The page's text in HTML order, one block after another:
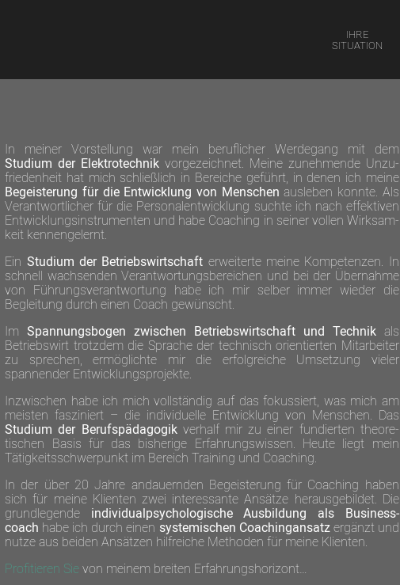
IHRE
SITUATION
In meiner Vorstellung war mein beruflicher Werdegang mit dem
Studium der Elektro­technik vorgezeichnet. Meine zunehmende Unzu­
frieden­heit hat mich schließlich in Bereiche geführt, in denen ich meine
Begeis­terung für die Ent­wicklung von Men­schen aus­leben konnte. Als
Verant­wort­licher für die Personal­entwick­lung suchte ich nach effektiven
Ent­wicklungs­instrumenten und habe Coaching in seiner vollen Wirk­sam­
keit kennen­gelernt.
Ein Studium der Betriebs­wirtschaft erweiterte meine Kompe­tenzen. In
schnell wach­senden Verant­wortungs­bereichen und bei der Über­nahme
von Führungs­verantwortung habe ich mir selber immer wieder die
Begleitung durch einen Coach gewünscht.
ImSpannungs­bogen zwischen Betriebs­wirtschaft und Technikals
Betriebs­wirt trotzdem die Sprache der technisch orientierten Mitarbeiter
zu sprechen, ermöglichte mir die erfolgreiche Umsetzung vieler
spannender Entwicklungs­projekte.
Inzwischen habe ich mich vollständig auf das fokussiert, was mich am
meisten fasziniert – die individuelle Entwicklung von Menschen. Das
Studium der Berufs­pädagogikverhalf mir zu einer fundierten theore­
tischen Basis für das bisherige Erfahrungs­wissen. Heute liegt mein
Tätig­keits­schwer­punkt im Bereich Training und Coaching.
In der über 20 Jahre andau­ernden Begeis­terung für Coaching haben
sich für meine Klienten zwei interes­sante Ansätze heraus­gebildet. Die
grund­legende individual­psycho­logische Aus­bildung als Business­
coach habe ich durch einen systemischen Coaching­ansatzergänzt und
nutze aus beiden Ansätzen hilf­reiche Methoden für meine Klienten.
Profitieren Sievon meinem breiten Erfahrungs­horizont…